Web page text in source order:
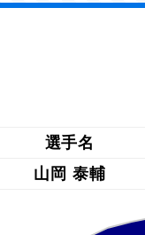
選手名
山岡 泰輔